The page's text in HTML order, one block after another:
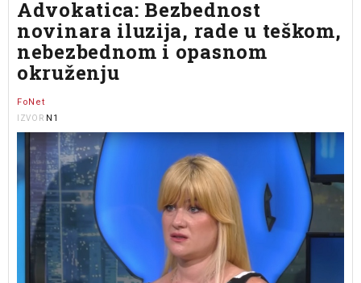
Advokatica: Bezbednost
novinara iluzija, rade u teškom,
nebezbednom i opasnom
okruženju
FoNet
IZVOR N1